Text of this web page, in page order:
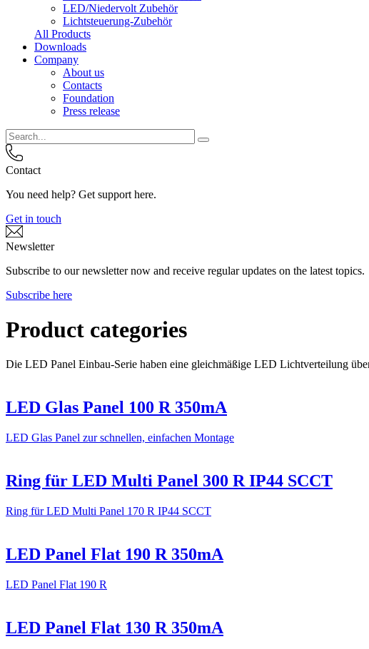
LED/Niedervolt Zubehör
Lichtsteuerung-Zubehör
All Products
Downloads
Company
About us
Contacts
Foundation
Press release
Contact
You need help? Get support here.
Get in touch
Newsletter
Subscribe to our newsletter now and receive regular updates on the latest topics.
Subscribe here
Product categories
Die LED Panel Einbau-Serie haben eine gleichmäßige LED Lichtverteilung
LED Glas Panel 100 R 350mA
LED Glas Panel zur schnellen, einfachen Montage
Ring für LED Multi Panel 300 R IP44 SCCT
Ring für LED Multi Panel 170 R IP44 SCCT
LED Panel Flat 190 R 350mA
LED Panel Flat 190 R
LED Panel Flat 130 R 350mA